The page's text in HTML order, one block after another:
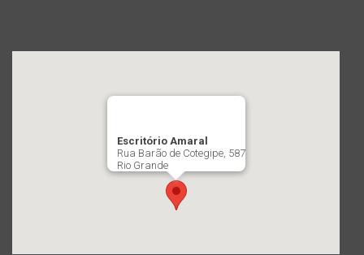
Escritório Amaral
Rua Barão de Cotegipe, 587
Rio Grande